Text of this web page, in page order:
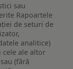
sau
Rapoartele
de seturi de
analitice)
cele ale altor
(fără